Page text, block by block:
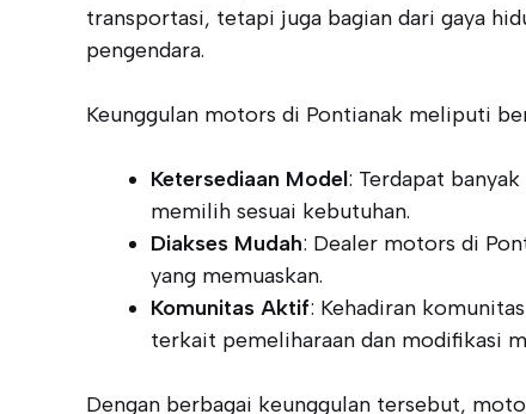
transportasi, tetapi juga bagian dari gaya
pengendara.
Keunggulan motors di Pontianak meliputi
Ketersediaan Model: Terdapat
memilih sesuai kebutuhan.
Diakses Mudah: Dealer motors di
yang memuaskan.
Komunitas Aktif: Kehadiran
terkait pemeliharaan dan modifikasi
Dengan berbagai keunggulan tersebut,